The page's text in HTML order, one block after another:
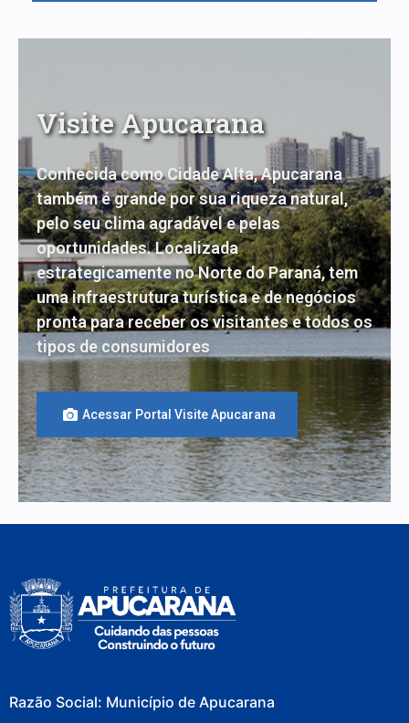
Visite Apucarana
Conhecida como Cidade Alta, Apucarana
também é grande por sua riqueza natural,
pelo seu clima agradável e pelas
oportunidades. Localizada
estrategicamente no Norte do Paraná, tem
uma infraestrutura turística e de negócios
pronta para receber os visitantes e todos os
tipos de consumidores
Acessar Portal Visite Apucarana
Razão Social: Município de Apucarana